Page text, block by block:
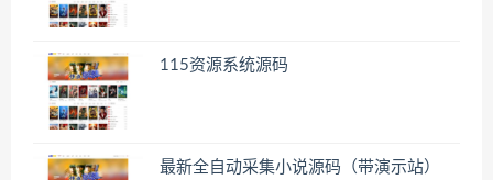
115资源系统源码
最新全自动采集小说源码（带演示站）